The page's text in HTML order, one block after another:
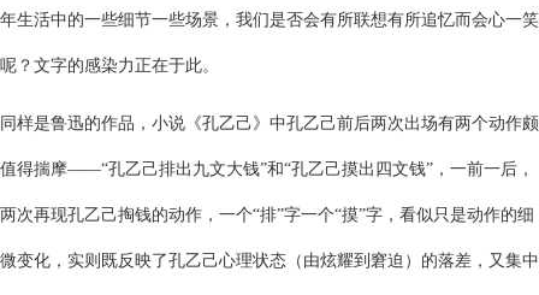
年生活中的一些细节一些场景，我们是否会有所联想有所追忆而会心一笑
呢？文字的感染力正在于此。
同样是鲁迅的作品，小说《孔乙己》中孔乙己前后两次出场有两个动作颇
值得揣摩——“孔乙己排出九文大钱”和“孔乙己摸出四文钱”，一前一后，
两次再现孔乙己掏钱的动作，一个“排”字一个“摸”字，看似只是动作的细
微变化，实则既反映了孔乙己心理状态（由炫耀到窘迫）的落差，又集中